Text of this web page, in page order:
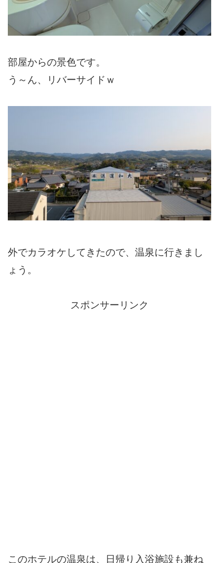
部屋からの景色です。
う～ん、リバーサイドｗ
外でカラオケしてきたので、温泉に行きまし
ょう。
スポンサーリンク
このホテルの温泉は、日帰り入浴施設も兼ね